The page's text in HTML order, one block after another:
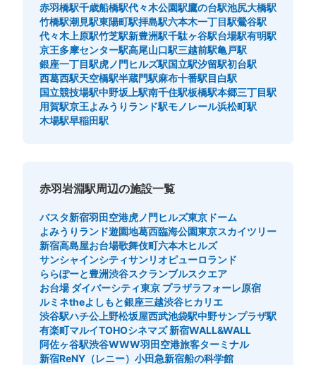
赤羽橋駅千歳船橋駅代々木公園駅鷹の台駅池尻大橋駅
竹橋駅潮見駅東陽町駅拝島駅六本木一丁目駅鶯谷駅
代々木上原駅竹芝駅新豊洲駅千駄ヶ谷駅台場駅有明駅
京王多摩センター駅高尾山口駅三越前駅亀戸駅
銀座一丁目駅虎ノ門ヒルズ駅国立駅汐留駅初台駅
西葛西駅天空橋駅半蔵門駅麻布十番駅目白駅
国立競技場駅中野坂上駅南千住駅板橋駅本郷三丁目駅
用賀駅京王よみうりランド駅モノレール浜松町駅
木場駅早稲田駅
赤羽岩淵駅周辺の施設一覧
バスタ新宿羽田空港虎ノ門ヒルズ東京ドーム
よみうりランド遊園地葛西臨海公園東京スカイツリー
新宿高島屋お台場歌舞伎町六本木ヒルズ
サンシャインシティサンリオピューロランド
ららぽーと豊洲渋谷スクランブルスクエア
お台場 ダイバーシティ東京 プラザラフォーレ原宿
ルミネtheよしもと銀座三越渋谷ヒカリエ
渋谷駅ハチ公 上野松坂屋西武池袋駅中野サンプラザ駅
有楽町マルイTOHOシネマズ 新宿WALL&WALL
阿佐ヶ谷駅渋谷WWW羽田空港旅客ターミナル
新宿ReNY（レニー） 小田急新宿船の科学館